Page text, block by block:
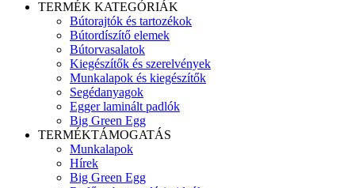
TERMÉK KATEGÓRIÁK
Bútorajtók és tartozékok
Bútordíszítő elemek
Bútorvasalatok
Kiegészítők és szerelvények
Munkalapok és kiegészítők
Segédanyagok
Egger laminált padlók
Big Green Egg
TERMÉKTÁMOGATÁS
Munkalapok
Hírek
Big Green Egg